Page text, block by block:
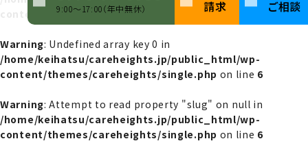
9:00〜17:00（年中無休） 請求 ご相談
content/themes/careheights/single.phpon line
Warning: Undefined array key 0 in
/home/keihatsu/careheights.jp/public_html/wp-
content/themes/careheights/single.php on line 6
Warning: Attempt to read property "slug" on null in
/home/keihatsu/careheights.jp/public_html/wp-
content/themes/careheights/single.php on line 6